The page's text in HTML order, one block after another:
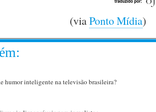
(viaPonto Mídia)
humor inteligente na televisão brasileira?